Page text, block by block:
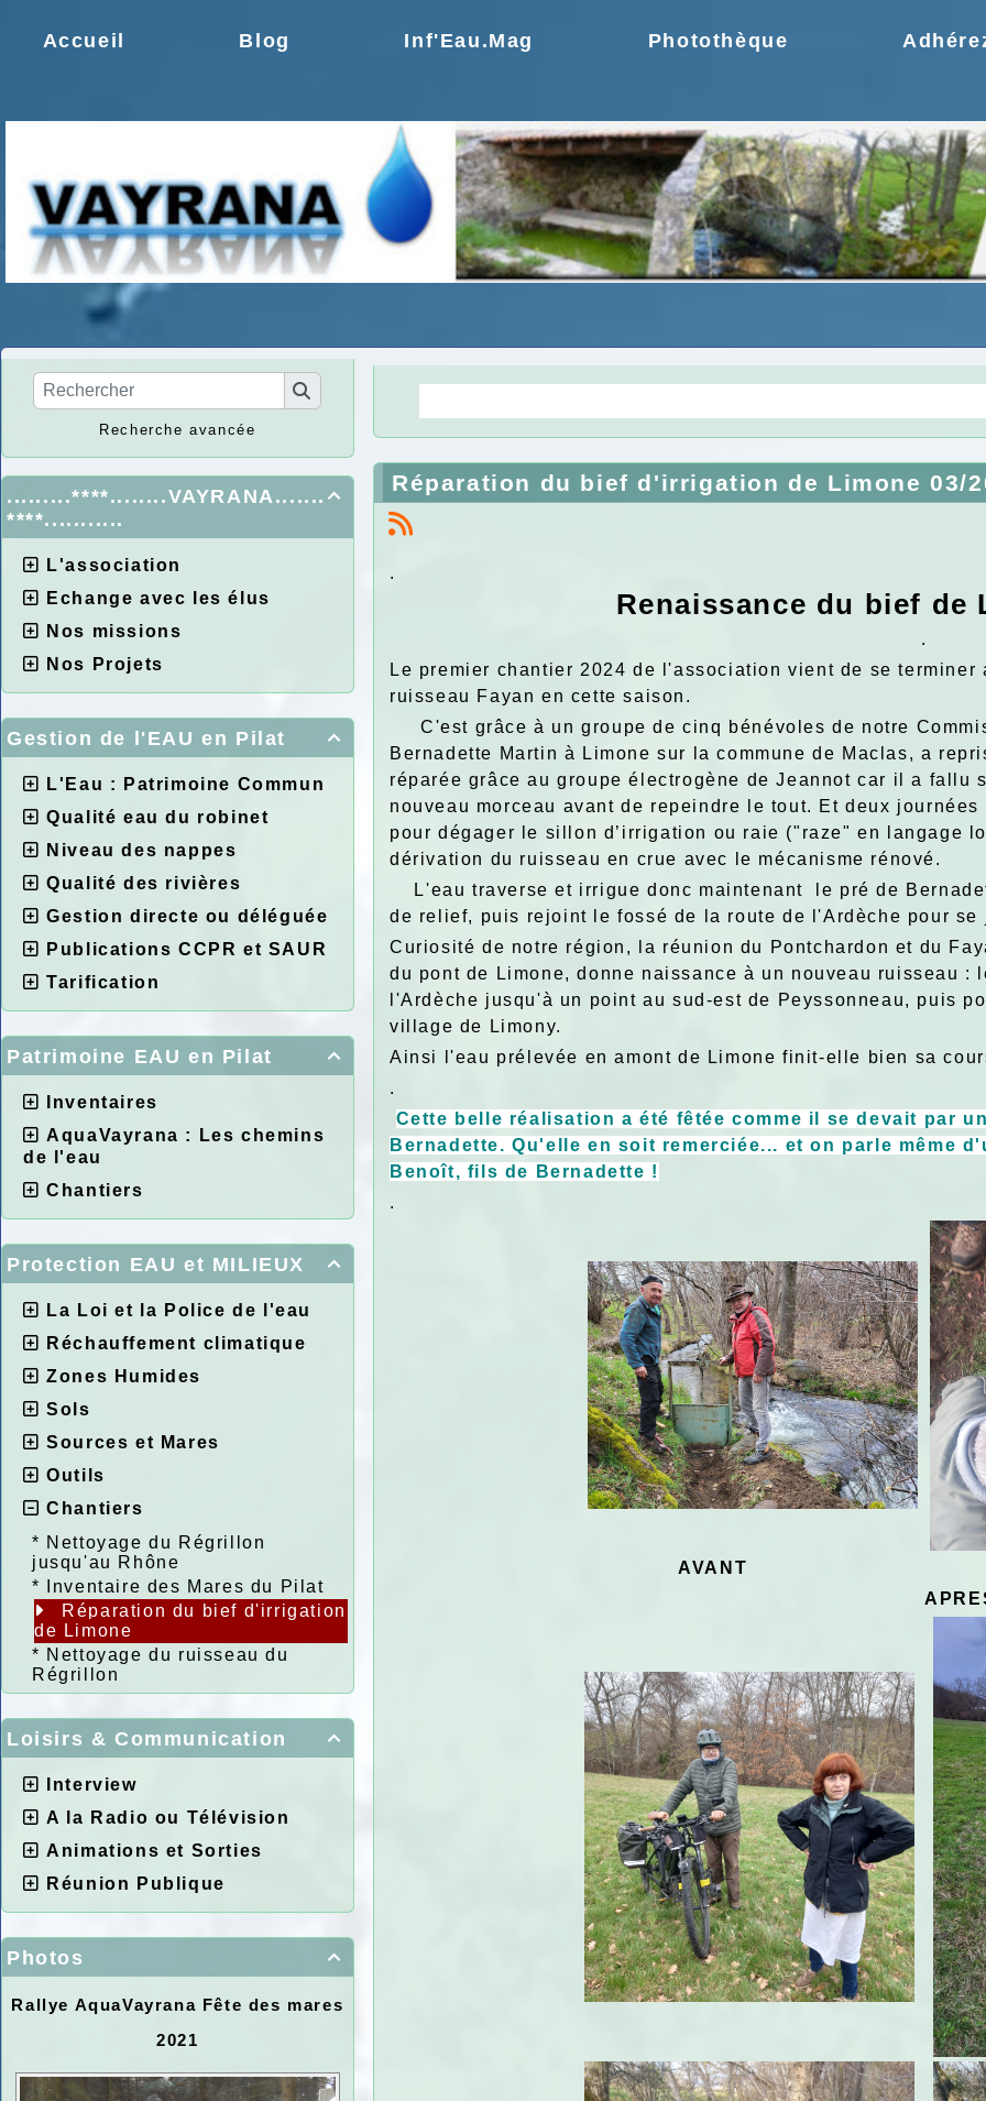
Accueil Blog Inf'Eau.Mag Photothèque
Recherche avancée

.........****........VAYRANA.......
****...........
L'association
Echange avec les élus
Nos missions
Nos Projets

Gestion de l'EAU en Pilat
L'Eau : Patrimoine Commun
Qualité eau du robinet
Niveau des nappes
Qualité des rivières
Gestion directe ou déléguée
Publications CCPR et SAUR
Tarification

Patrimoine EAU en Pilat
Inventaires
AquaVayrana : Les chemins
de l'eau
Chantiers

Protection EAU et MILIEUX
La Loi et la Police de l'eau
Réchauffement climatique
Zones Humides
Sols
Sources et Mares
Outils
Chantiers
* Nettoyage du Régrillon
jusqu'au Rhône
*
Inventaire des Mares du Pilat
Réparation du bief d'irrigation
de Limone
* Nettoyage du ruisseau du
Régrillon

Loisirs & Communication
Interview
A la Radio ou Télévision
Animations et Sorties
Réunion Publique

Photos
Rallye AquaVayrana Fête des mares
2021
Réparation du bief d'irrigation de Limone 03/
.
Renaissance du bief de
.
Le premier chantier 2024 de l'association vient de se
ruisseau Fayan en cette saison.
C'est grâce à un groupe de cinq bénévoles de notre
Bernadette Martin à Limone sur la commune de Maclas, a
réparée grâce au groupe électrogène de Jeannot car il a
nouveau morceau avant de repeindre le tout. Et deux
pour dégager le sillon d’irrigation ou raie ("raze" en langage
dérivation du ruisseau en crue avec le mécanisme rénové.
L'eau traverse et irrigue donc maintenant le pré de
de relief, puis rejoint le fossé de la route de l'Ardèche pour
Curiosité de notre région, la réunion du Pontchardon et du
du pont de Limone, donne naissance à un nouveau ruisseau
l'Ardèche jusqu'à un point au sud-est de Peyssonneau, puis
village de Limony.
Ainsi l'eau prélevée en amont de Limone finit-elle bien sa
.
Cette belle réalisation a été fêtée comme il se devait par
Bernadette. Qu'elle en soit remerciée... et on parle même
Benoît, fils de Bernadette !
.
AVANT